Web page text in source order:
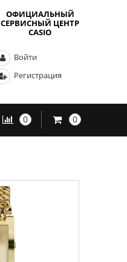
ОФИЦИАЛЬНЫЙ
СЕРВИСНЫЙ ЦЕНТР
CASIO
Войти
Регистрация
0 0